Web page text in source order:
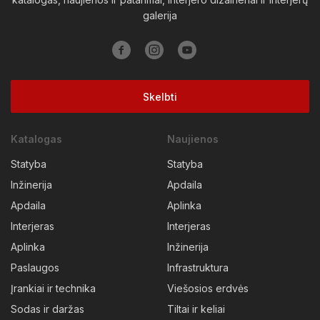
galerija
Skelbti
Katalogas
Statyba
Inžinerija
Apdaila
Interjeras
Aplinka
Paslaugos
Įrankiai ir technika
Sodas ir daržas
Naujienos
Statyba
Apdaila
Aplinka
Interjeras
Inžinerija
Infrastruktura
Viešosios erdvės
Tiltai ir keliai